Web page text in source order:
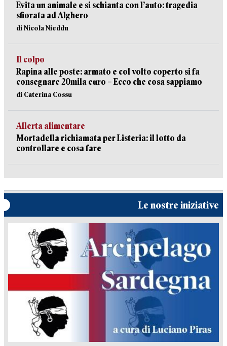
Evita un animale e si schianta con l’auto: tragedia
sfiorata ad Alghero
di Nicola Nieddu
Il colpo
Rapina alle poste: armato e col volto coperto si fa
consegnare 20mila euro – Ecco che cosa sappiamo
di Caterina Cossu
Allerta alimentare
Mortadella richiamata per Listeria: il lotto da
controllare e cosa fare
Le nostre iniziative